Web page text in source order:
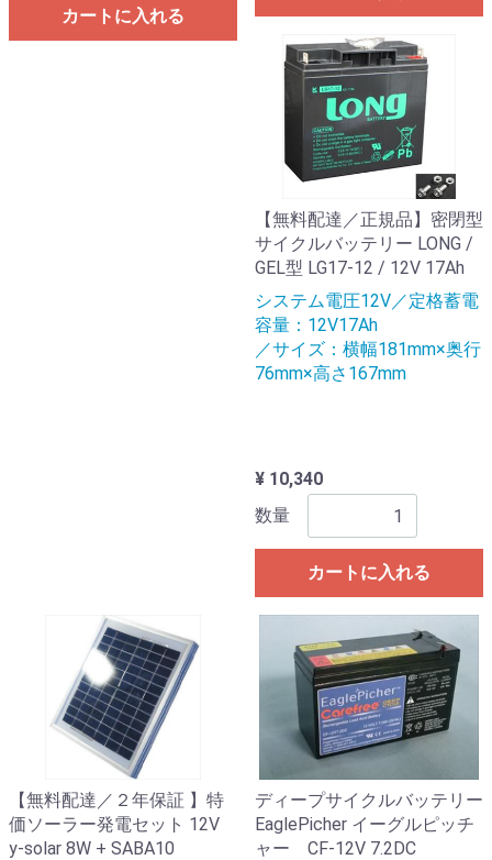
カートに入れる
【無料配達／正規品】密閉型
サイクルバッテリー LONG /
GEL型 LG17-12 / 12V 17Ah
システム電圧12V／定格蓄電
容量：12V17Ah
／サイズ：横幅181mm×奥行
76mm×高さ167mm
¥ 10,340
数量
カートに入れる
【無料配達／２年保証 】特
価ソーラー発電セット 12V
y-solar 8W + SABA10
ディープサイクルバッテリー
EaglePicher イーグルピッチ
ャー CF-12V 7.2DC